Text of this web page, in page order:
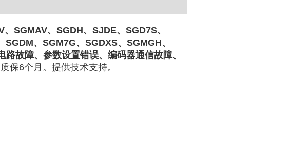
、SGMAV、SGDH、SJDE、SGD7S、
、SGM7G、SGDXS、SGMGH、
故障、参数设置错误、编码器通信故障、
保6个月。提供技术支持。